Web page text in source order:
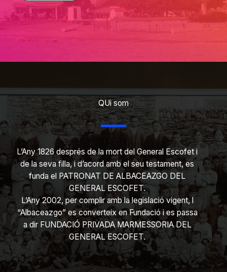
QUi som
L’Any 1826 després de la mort del General Escofet i
de la seva filla, i d’acord amb el seu testament, es
funda el PATRONAT DE ALBACEAZGO DEL
GENERAL ESCOFET.
L’Any 2002, per complir amb la legislació vigent, l
“Albaceazgo” es converteix en Fundació i es passa
a dir FUNDACIÓ PRIVADA MARMESSORIA DEL
GENERAL ESCOFET.